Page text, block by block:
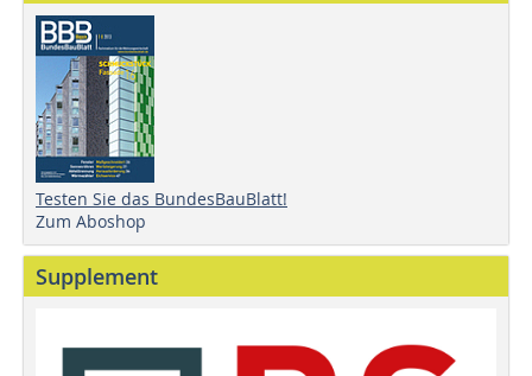
Testen Sie das BundesBauBlatt!
Zum Aboshop
Supplement